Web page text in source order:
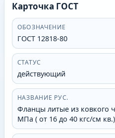
Карточка ГОСТ
ОБОЗНАЧЕНИЕ
ГОСТ 12818-80
СТАТУС
действующий
НАЗВАНИЕ РУС.
Фланцы литые из ковкого
МПа ( от 16 до 40 кгс/см